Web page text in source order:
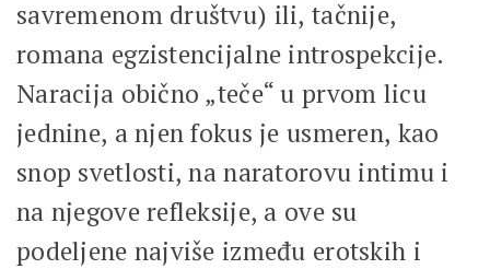
savremenom društvu) ili, tačnije,
romana egzistencijalne introspekcije.
Naracija obično „teče“ u prvom licu
jednine, a njen fokus je usmeren, kao
snop svetlosti, na naratorovu intimu i
na njegove refleksije, a ove su
podeljene najviše između erotskih i